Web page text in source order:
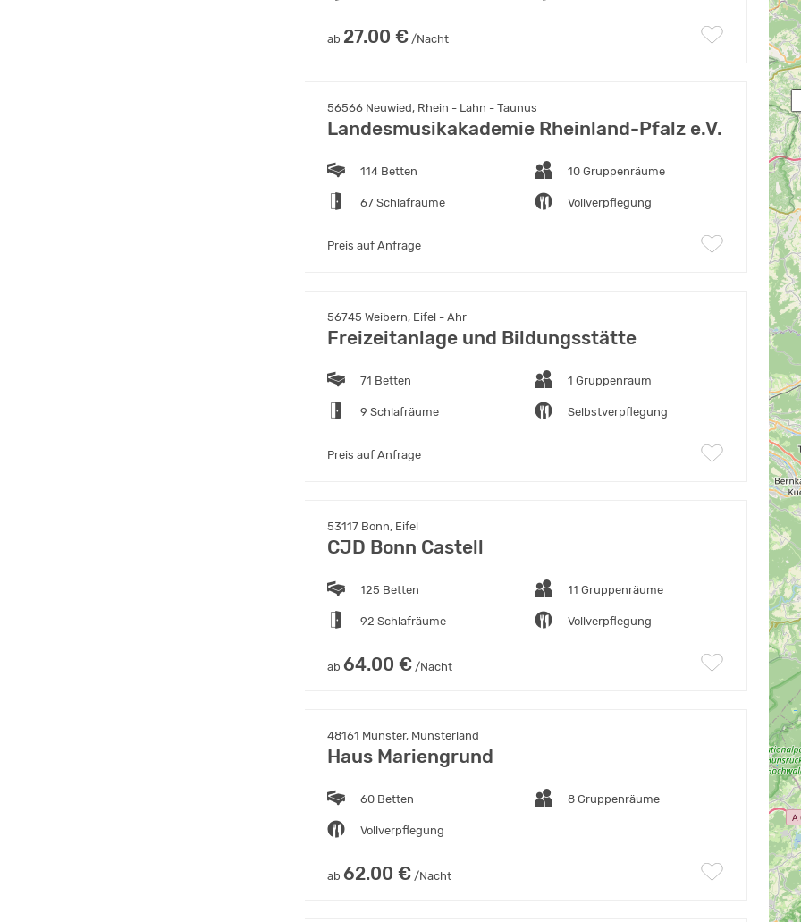
ab 27.00 € /Nacht
56566 Neuwied, Rhein - Lahn - Taunus
Landesmusikakademie Rheinland-Pfalz e.V.
114 Betten 10 Gruppenräume
67 Schlafräume Vollverpflegung
Preis auf Anfrage
56745 Weibern, Eifel - Ahr
Freizeitanlage und Bildungsstätte
71 Betten 1 Gruppenraum
9 Schlafräume Selbstverpflegung
Preis auf Anfrage
53117 Bonn, Eifel
CJD Bonn Castell
125 Betten 11 Gruppenräume
92 Schlafräume Vollverpflegung
ab 64.00 € /Nacht
48161 Münster, Münsterland
Haus Mariengrund
60 Betten 8 Gruppenräume
Vollverpflegung
ab 62.00 € /Nacht